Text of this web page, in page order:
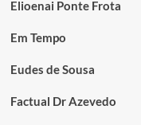
Elioenai Ponte Frota
Em Tempo
Eudes de Sousa
Factual Dr Azevedo